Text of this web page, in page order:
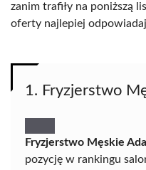
zanim trafiły na poniższą
oferty najlepiej
1. Fryzjerstwo
Fryzjerstwo Męskie
pozycję w rankingu